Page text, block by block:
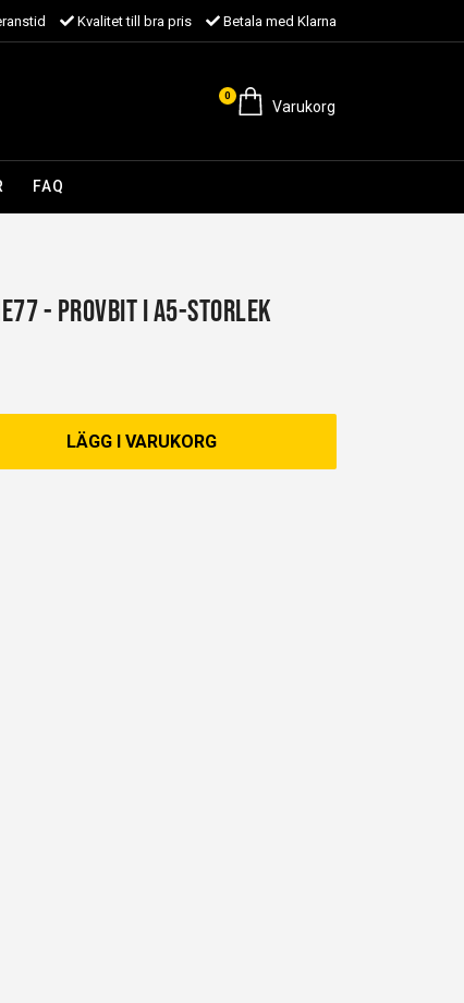
Kvalitet till bra pris Betala med Klarna
0
Varukorg
FAQ
- Provbit i A5-storlek
LÄGG I VARUKORG